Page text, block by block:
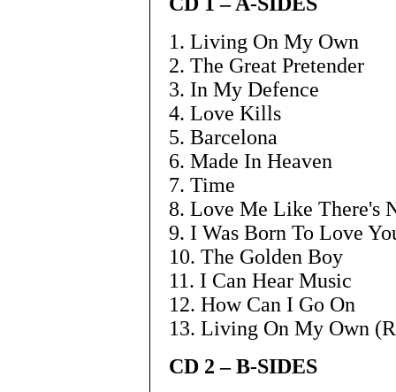
1. Living On My Own
2. The Great Pretender
3. In My Defence
4. Love Kills
5. Barcelona
6. Made In Heaven
7. Time
8. Love Me Like There's
9. I Was Born To Love
10. The Golden Boy
11. I Can Hear Music
12. How Can I Go On
13. Living On My Own
CD 2 – B-SIDES